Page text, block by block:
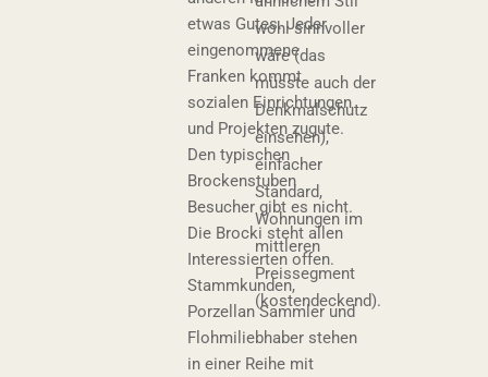
etwas Gutes. Jeder
eingenommene
Franken kommt
sozialen Einrichtungen
und Projekten zugute.
Den typischen
Brockenstuben
Besucher gibt es nicht.
Die Brocki steht allen
Interessierten offen.
Stammkunden,
Porzellan Sammler und
Flohmiliebhaber stehen
in einer Reihe mit
wohl sinnvoller
wäre (das
müsste auch der
Denkmalschutz
einsehen),
einfacher
Standard,
Wohnungen im
mittleren
Preissegment
(kostendeckend).